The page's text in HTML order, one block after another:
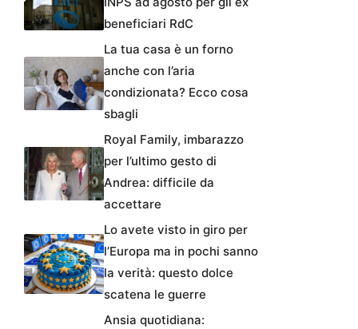
beneficiari RdC
La tua casa è un forno
anche con l’aria
condizionata? Ecco cosa
sbagli
Royal Family, imbarazzo
per l’ultimo gesto di
Andrea: difficile da
accettare
Lo avete visto in giro per
l’Europa ma in pochi sanno
la verità: questo dolce
scatena le guerre
Ansia quotidiana: